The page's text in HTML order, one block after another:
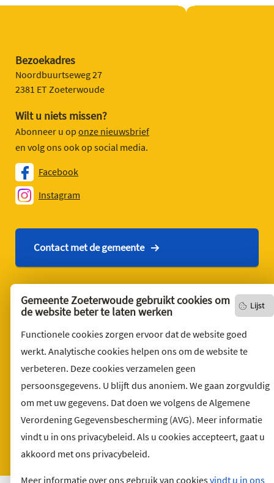
Lijst
Gemeente Zoeterwoude gebruikt cookies om
de website beter te laten werken
Functionele cookies zorgen ervoor dat de website goed
werkt. Analytische cookies helpen ons om de website te
verbeteren. Deze cookies verzamelen geen
persoonsgegevens. U blijft dus anoniem. We gaan zorgvuldig
om met uw gegevens. Dat doen we volgens de Algemene
Verordening Gegevensbescherming (AVG). Meer informatie
vindt u in ons privacybeleid. Als u cookies accepteert, gaat u
akkoord met ons privacybeleid.
Meer informatie over ons gebruik van cookiesvindt u in ons
Bezoekadres
Noordbuurtseweg 27
2381 ET Zoeterwoude
Wilt u niets missen?
Abonneer u op onze nieuwsbrief
en volg ons ook op social media.
Facebook
Instagram
Contact met de gemeente
Contact
English version
Privacyverklaring
Over deze website
Toegankelijkheid
Klacht indienen
Archief
Vacatures